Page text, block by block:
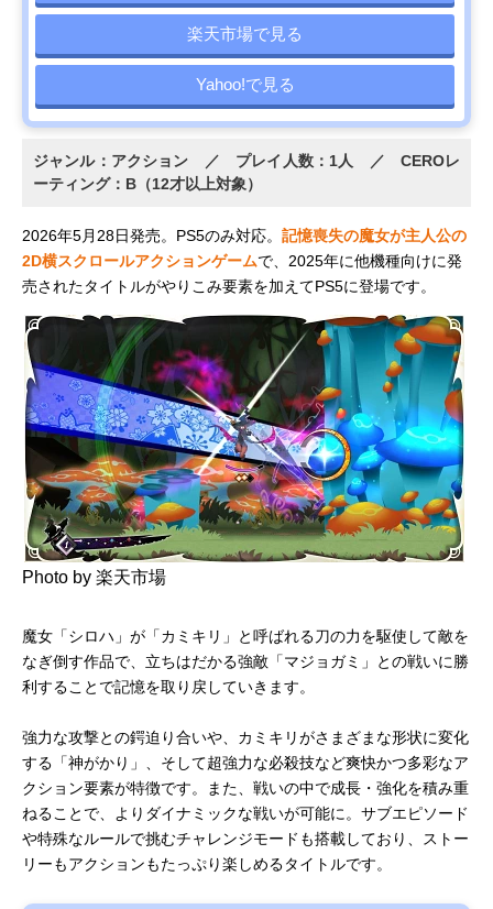
楽天市場で見る
Yahoo!で見る
ジャンル：アクション ／ プレイ人数：1人 ／ CEROレ
ーティング：B（12才以上対象）
2026年5月28日発売。PS5のみ対応。 記憶喪失の魔女が主人公の
2D横スクロールアクションゲームで、2025年に他機種向けに発
売されたタイトルがやりこみ要素を加えてPS5に登場です。
Photo by 楽天市場
魔女「シロハ」が「カミキリ」と呼ばれる刀の力を駆使して敵を
なぎ倒す作品で、立ちはだかる強敵「マジョガミ」との戦いに勝
利することで記憶を取り戻していきます。
強力な攻撃との鍔迫り合いや、カミキリがさまざまな形状に変化
する「神がかり」、そして超強力な必殺技など爽快かつ多彩なア
クション要素が特徴です。また、戦いの中で成長・強化を積み重
ねることで、よりダイナミックな戦いが可能に。サブエピソード
や特殊なルールで挑むチャレンジモードも搭載しており、ストー
リーもアクションもたっぷり楽しめるタイトルです。